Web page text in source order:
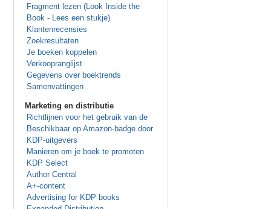
Fragment lezen (Look Inside the
Book - Lees een stukje)
Klantenrecensies
Zoekresultaten
Je boeken koppelen
Verkoopranglijst
Gegevens over boektrends
Samenvattingen
Marketing en distributie
Richtlijnen voor het gebruik van de
Beschikbaar op Amazon-badge door
KDP-uitgevers
Manieren om je boek te promoten
KDP Select
Author Central
A+-content
Advertising for KDP books